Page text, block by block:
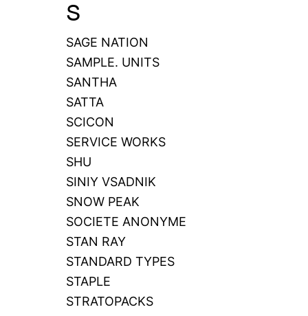
S
SAGE NATION
SAMPLE. UNITS
SANTHA
SATTA
SCICON
SERVICE WORKS
SHU
SINIY VSADNIK
SNOW PEAK
SOCIETE ANONYME
STAN RAY
STANDARD TYPES
STAPLE
STRATOPACKS